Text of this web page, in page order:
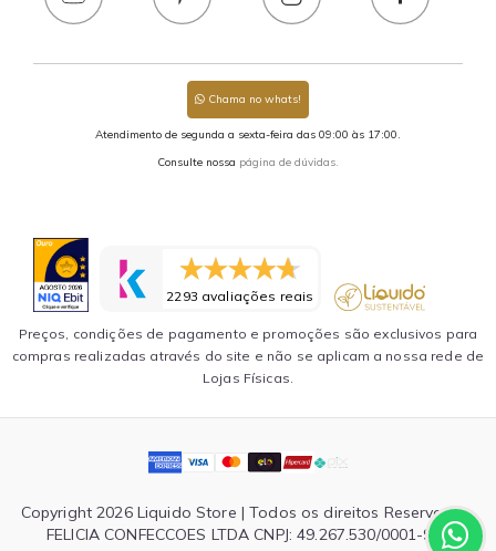
Chama no whats!
Atendimento de segunda a sexta-feira das 09:00 às 17:00.
Consulte nossa página de dúvidas.
2293 avaliações reais
Preços, condições de pagamento e promoções são exclusivos para
compras realizadas através do site e não se aplicam a nossa rede de
Lojas Físicas.
Copyright 2026 Liquido Store | Todos os direitos Reservados.
FELICIA CONFECCOES LTDA CNPJ: 49.267.530/0001-90 |